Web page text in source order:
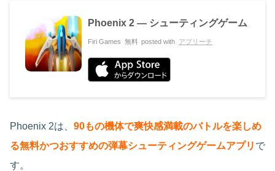
Phoenix 2 — シューティングゲーム
Firi Games 無料 posted with アプリーチ
Phoenix 2は、 90もの機体で爽快感満載のバトルを楽しめ
る無料かつおすすめの弾幕シューティングゲームアプリ で
す。